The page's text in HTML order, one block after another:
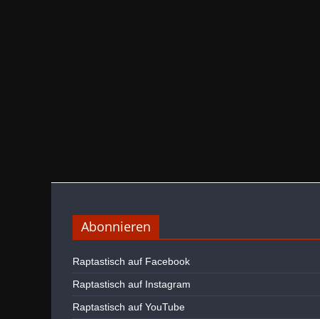
Abonnieren
Raptastisch auf Facebook
Raptastisch auf Instagram
Raptastisch auf YouTube